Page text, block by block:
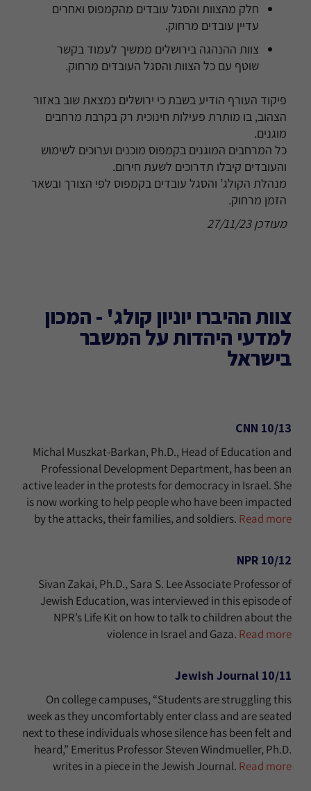
חלק מהצוות והסגל עובדים מהקמפוס ואחרים
עדיין עובדים מרחוק.
צוות ההנהגה בירושלים ממשיך לעמוד בקשר
שוטף עם כל הצוות והסגל העובדים מרחוק.
פיקוד העורף הודיע ​​בשבת כי ירושלים נמצאת שוב באזור
הצהוב, בו מותרת פעילות חינוכית רק בקרבת מרחבים
מוגנים.
כל המרחבים המוגנים בקמפוס מוכנים וערוכים לשימוש
והעובדים קיבלו תדרוכים לשעת חירום.
מנהלת הקולג’ והסגל עובדים בקמפוס לפי הצורך ובשאר
הזמן מרחוק.
מעודכן 27/11/23
צוות ההיברו יוניון קולג' - המכון
למדעי היהדות על המשבר
בישראל
10/13 CNN
Michal Muszkat-Barkan, Ph.D., Head of Education and
Professional Development Department, has been an
active leader in the protests for democracy in Israel. She
is now working to help people who have been impacted
by the attacks, their families, and soldiers. Read more
10/12 NPR
Sivan Zakai, Ph.D., Sara S. Lee Associate Professor of
Jewish Education, was interviewed in this episode of
NPR’s Life Kit on how to talk to children about the
violence in Israel and Gaza. Read more
10/11 Jewish Journal
On college campuses, “Students are struggling this
week as they uncomfortably enter class and are seated
next to these individuals whose silence has been felt and
heard,” Emeritus Professor Steven Windmueller, Ph.D.
writes in a piece in the Jewish Journal. Read more